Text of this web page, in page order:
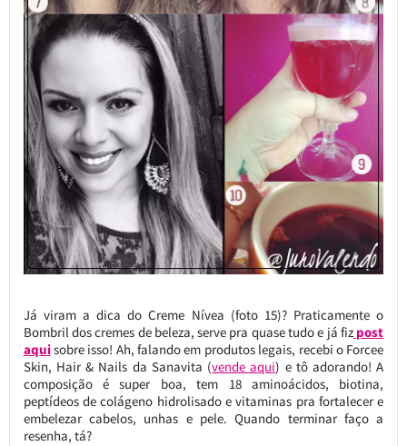
Já viram a dica do Creme Nívea (foto 15)? Praticamente o
Bombril dos cremes de beleza, serve pra quase tudo e já fiz post
aquisobre isso! Ah, falando em produtos legais, recebi o Forcee
Skin, Hair & Nails da Sanavita (vende aqui) e tô adorando! A
composição é super boa, tem 18 aminoácidos, biotina,
peptídeos de colágeno hidrolisado e vitaminas pra fortalecer e
embelezar cabelos, unhas e pele. Quando terminar faço a
resenha, tá?